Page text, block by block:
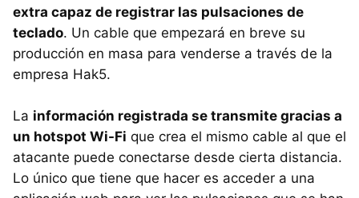
extra capaz de registrar las pulsaciones de
teclado. Un cable que empezará en breve su
producción en masa para venderse a través de la
empresa Hak5.
La información registrada se transmite gracias a
un hotspot Wi-Fi que crea el mismo cable al que el
atacante puede conectarse desde cierta distancia.
Lo único que tiene que hacer es acceder a una